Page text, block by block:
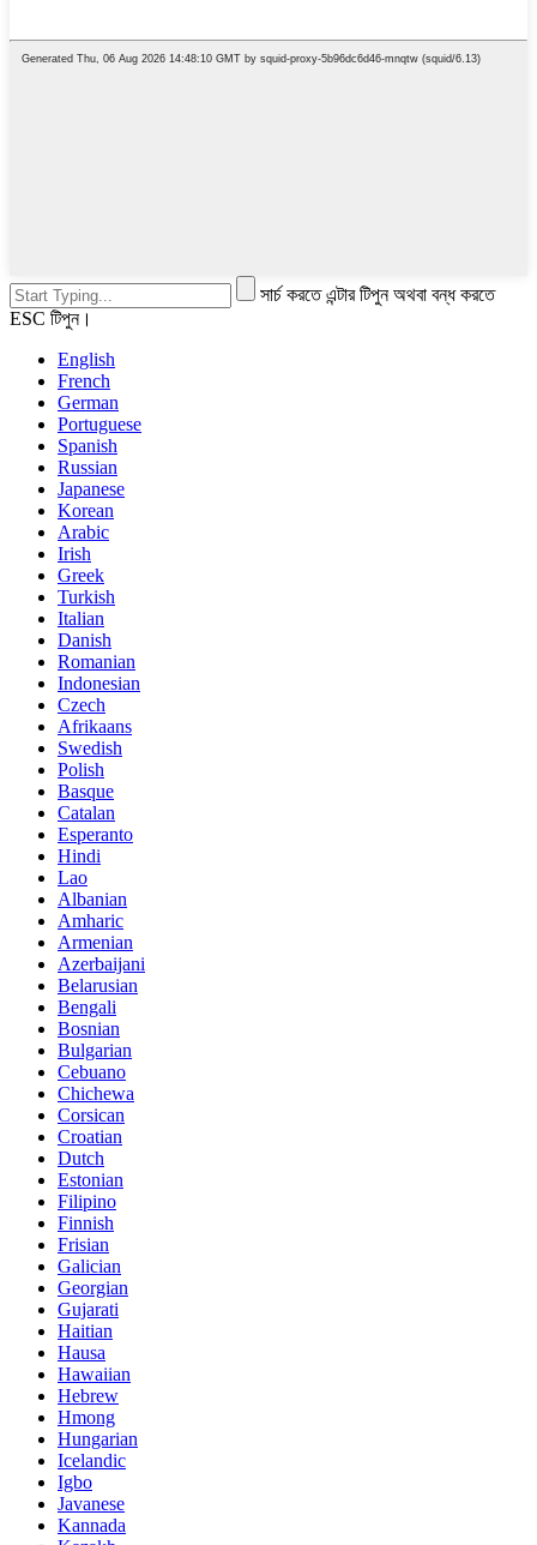
সার্চ করতে এন্টার টিপুন অথবা বন্ধ করতে
ESC টিপুন।
English
French
German
Portuguese
Spanish
Russian
Japanese
Korean
Arabic
Irish
Greek
Turkish
Italian
Danish
Romanian
Indonesian
Czech
Afrikaans
Swedish
Polish
Basque
Catalan
Esperanto
Hindi
Lao
Albanian
Amharic
Armenian
Azerbaijani
Belarusian
Bengali
Bosnian
Bulgarian
Cebuano
Chichewa
Corsican
Croatian
Dutch
Estonian
Filipino
Finnish
Frisian
Galician
Georgian
Gujarati
Haitian
Hausa
Hawaiian
Hebrew
Hmong
Hungarian
Icelandic
Igbo
Javanese
Kannada